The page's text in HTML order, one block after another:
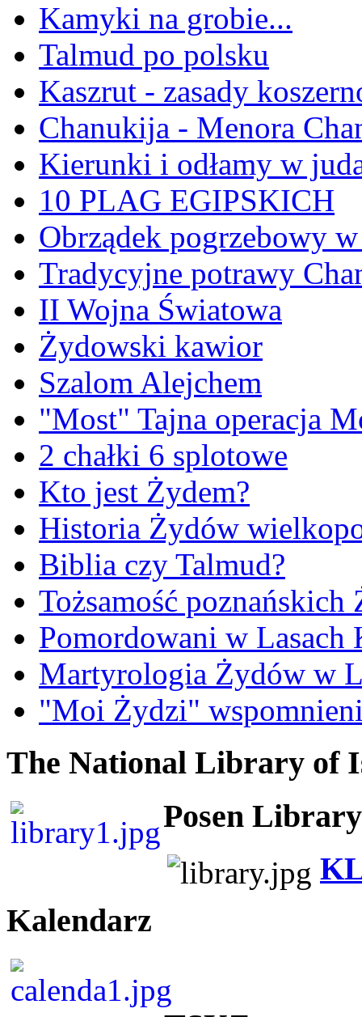
Kamyki na grobie...
Talmud po polsku
Kaszrut - zasady
Chanukija - Menora
Kierunki i odłamy w
10 PLAG EGIPSKICH
Obrządek pogrzebowy
Tradycyjne potrawy
II Wojna Światowa
Żydowski kawior
Szalom Alejchem
"Most" Tajna operacja
2 chałki 6 splotowe
Kto jest Żydem?
Historia Żydów
Biblia czy Talmud?
Tożsamość poznańskich
Pomordowani w Lasach
Martyrologia Żydów w
"Moi Żydzi"
The National Library of
Posen Library
Kalendarz